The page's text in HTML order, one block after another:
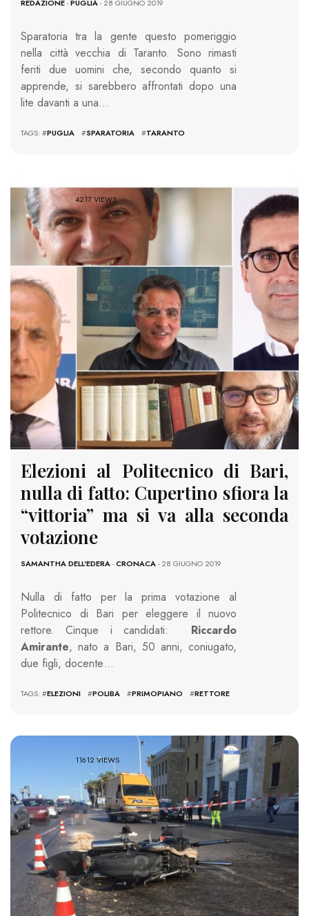
REDAZIONE-PUGLIA- 28 GIUGNO 2019
Sparatoria tra la gente questo pomeriggio
nella città vecchia di Taranto. Sono rimasti
feriti due uomini che, secondo quanto si
apprende, si sarebbero affrontati dopo una
lite davanti a una…
TAGS: #PUGLIA #SPARATORIA #TARANTO
4217 VIEWS
Elezioni al Politecnico di Bari,
nulla di fatto: Cupertino sfiora la
“vittoria” ma si va alla seconda
votazione
SAMANTHA DELL'EDERA-CRONACA- 28 GIUGNO 2019
Nulla di fatto per la prima votazione al
Politecnico di Bari per eleggere il nuovo
rettore. Cinque i candidati: Riccardo
Amirante, nato a Bari, 50 anni, coniugato,
due figli, docente…
TAGS: #ELEZIONI #POLIBA #PRIMOPIANO #RETTORE
11612 VIEWS